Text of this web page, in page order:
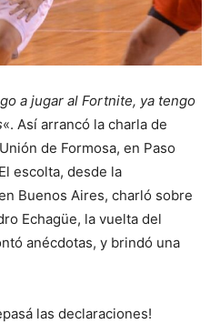
a jugar al Fortnite, ya tengo
«. Así arrancó la charla de
de Formosa, en Paso
escolta, desde la
Buenos Aires, charló sobre
Echagüe, la vuelta del
anécdotas, y brindó una
las declaraciones!